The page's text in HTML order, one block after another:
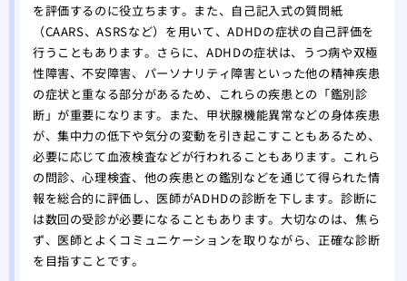
を評価するのに役立ちます。また、自己記入式の質問紙
（CAARS、ASRSなど）を用いて、ADHDの症状の自己評価を
行うこともあります。さらに、ADHDの症状は、うつ病や双極
性障害、不安障害、パーソナリティ障害といった他の精神疾患
の症状と重なる部分があるため、これらの疾患との「鑑別診
断」が重要になります。また、甲状腺機能異常などの身体疾患
が、集中力の低下や気分の変動を引き起こすこともあるため、
必要に応じて血液検査などが行われることもあります。これら
の問診、心理検査、他の疾患との鑑別などを通じて得られた情
報を総合的に評価し、医師がADHDの診断を下します。診断に
は数回の受診が必要になることもあります。大切なのは、焦ら
ず、医師とよくコミュニケーションを取りながら、正確な診断
を目指すことです。